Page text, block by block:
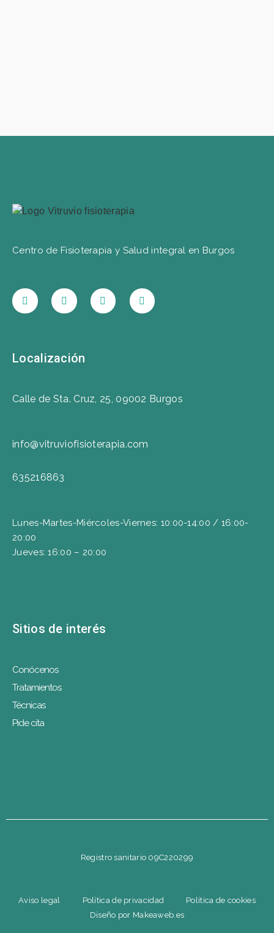
Centro de Fisioterapia y Salud integral en Burgos
Localización
Calle de Sta. Cruz, 25, 09002 Burgos
info@vitruviofisioterapia.com
635216863
Lunes-Martes-Miércoles-Viernes: 10:00-14:00 / 16:00-
20:00
Jueves: 16:00 – 20:00
Sitios de interés
Conócenos
Tratamientos
Técnicas
Pide cita
Registro sanitario 09C220299
Aviso legal Política de privacidad
Política de cookies
Diseño por Makeaweb.es